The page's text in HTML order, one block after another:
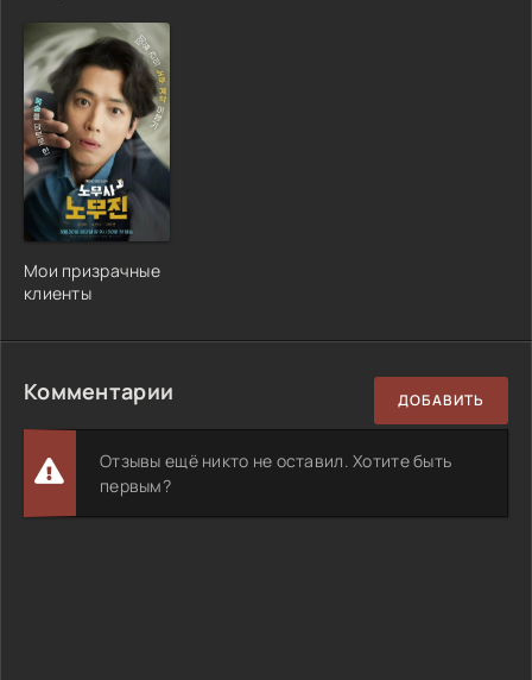
Мои призрачные
клиенты
Комментарии ДОБАВИТЬ
Отзывы ещё никто не оставил. Хотите быть
первым?